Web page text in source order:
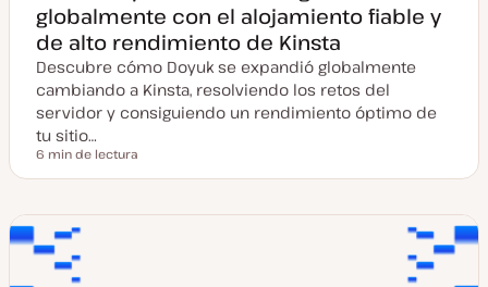
globalmente con el alojamiento fiable y
de alto rendimiento de Kinsta
Descubre cómo Doyuk se expandió globalmente
cambiando a Kinsta, resolviendo los retos del
servidor y consiguiendo un rendimiento óptimo de
tu sitio…
Tiempo de lectura
6 min de lectura